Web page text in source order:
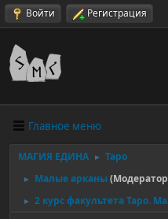
Войти Регистрация
Главное меню
МАГИЯ ЕДИНА ► Таро
► Малые арканы
► 2 курс факультета Таро.